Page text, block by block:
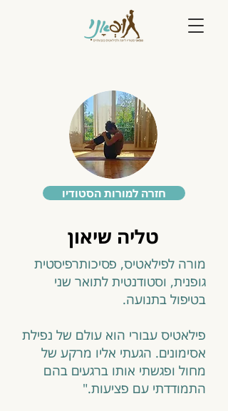
חזרה למורות הסטודיו
טליה שיאון
מורה לפילאטיס, פסיכותרפיסטית
גופנית, וסטודנטית לתואר שני
בטיפול בתנועה.
​פילאטיס עבורי הוא עולם של נפילת
אסימונים. הגעתי אליו מרקע של
מחול ופגשתי אותו ברגעים בהם
התמודדתי עם פציעות."